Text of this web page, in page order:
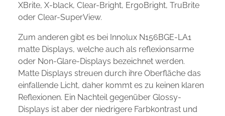
XBrite, X-black, Clear-Bright, ErgoBright, TruBrite
oder Clear-SuperView.
Zum anderen gibt es bei Innolux N156BGE-LA1
matte Displays, welche auch als reflexionsarme
oder Non-Glare-Displays bezeichnet werden.
Matte Displays streuen durch ihre Oberfläche das
einfallende Licht, daher kommt es zu keinen klaren
Reflexionen. Ein Nachteil gegenüber Glossy-
Displays ist aber der niedrigere Farbkontrast und